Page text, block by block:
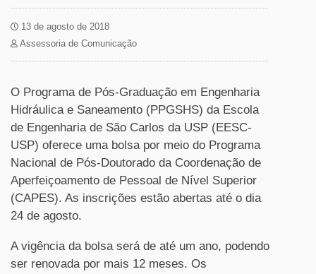
13 de agosto de 2018
Assessoria de Comunicação
O Programa de Pós-Graduação em Engenharia
Hidráulica e Saneamento (PPGSHS) da Escola
de Engenharia de São Carlos da USP (EESC-
USP) oferece uma bolsa por meio do Programa
Nacional de Pós-Doutorado da Coordenação de
Aperfeiçoamento de Pessoal de Nível Superior
(CAPES). As inscrições estão abertas até o dia
24 de agosto.
A vigência da bolsa será de até um ano, podendo
ser renovada por mais 12 meses. Os